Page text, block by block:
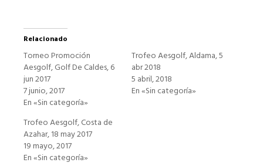
Relacionado
Torneo Promoción
Aesgolf, Golf De Caldes, 6
jun 2017
7 junio, 2017
En «Sin categoría»
Trofeo Aesgolf, Aldama, 5
abr 2018
5 abril, 2018
En «Sin categoría»
Trofeo Aesgolf, Costa de
Azahar, 18 may 2017
19 mayo, 2017
En «Sin categoría»